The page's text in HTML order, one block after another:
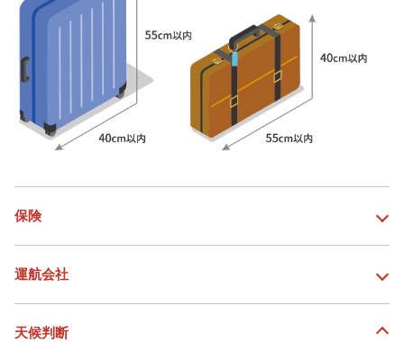
保険
運航会社
天候判断